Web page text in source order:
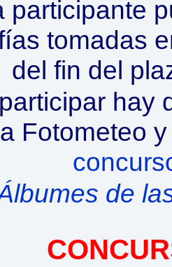
participante
tomadas
del fin del
hay
Fotometeo
de